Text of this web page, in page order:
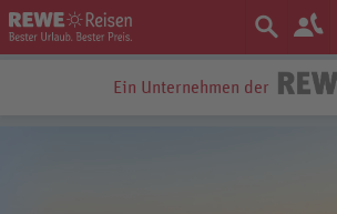
Bestpreis-Garantie
Ein Unternehmen der